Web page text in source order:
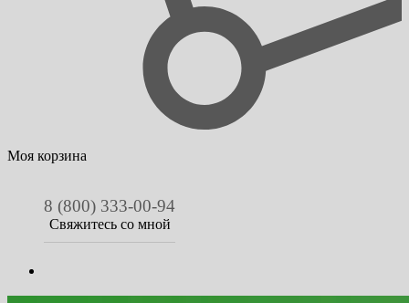
Моя корзина
8 (800) 333-00-94
Свяжитесь со мной